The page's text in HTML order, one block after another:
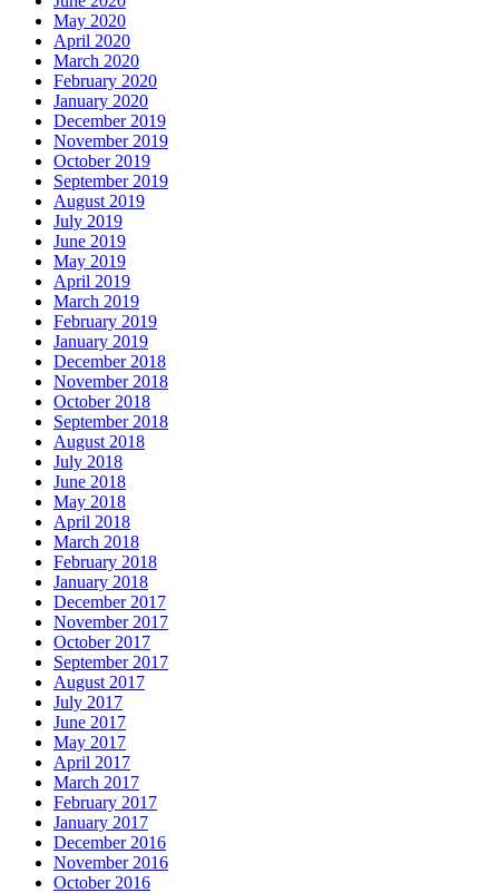
May 2020
April 2020
March 2020
February 2020
January 2020
December 2019
November 2019
October 2019
September 2019
August 2019
July 2019
June 2019
May 2019
April 2019
March 2019
February 2019
January 2019
December 2018
November 2018
October 2018
September 2018
August 2018
July 2018
June 2018
May 2018
April 2018
March 2018
February 2018
January 2018
December 2017
November 2017
October 2017
September 2017
August 2017
July 2017
June 2017
May 2017
April 2017
March 2017
February 2017
January 2017
December 2016
November 2016
October 2016